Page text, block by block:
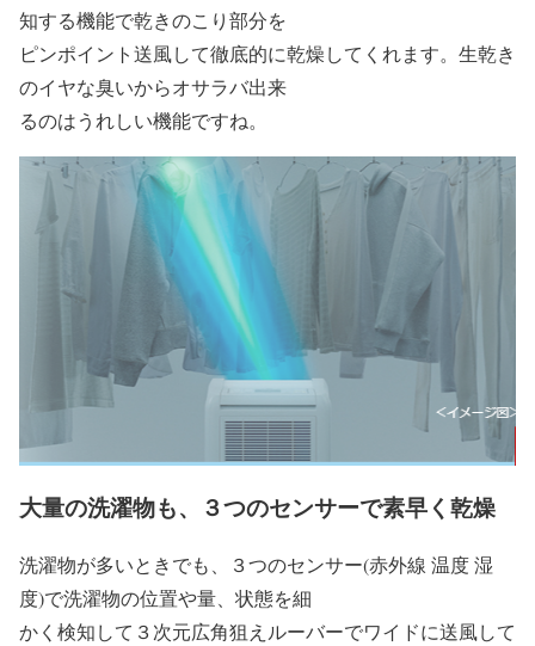
知する機能で乾きのこり部分を
ピンポイント送風して徹底的に乾燥してくれます。生乾き
のイヤな臭いからオサラバ出来
るのはうれしい機能ですね。
大量の洗濯物も、３つのセンサーで素早く乾燥
洗濯物が多いときでも、３つのセンサー(赤外線 温度 湿
度)で洗濯物の位置や量、状態を細
かく検知して３次元広角狙えルーバーでワイドに送風して